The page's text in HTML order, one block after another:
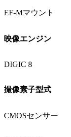
EF-Mマウント
映像エンジン
DIGIC 8
撮像素子型式
CMOSセンサー